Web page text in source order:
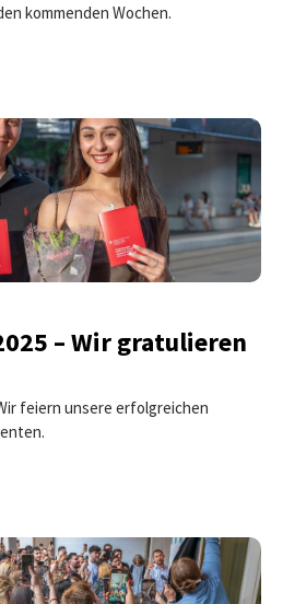
kommenden Wochen.
– Wir gratulieren
feiern unsere erfolgreichen